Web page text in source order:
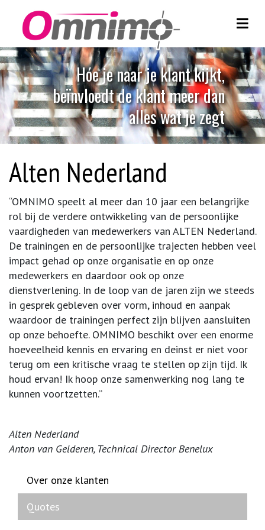
Skip to content
Hóejenaarjeklantkijkt,
beïnvloedtdeklantmeerdan
alleswatjezegt
Over onze klanten
Quotes
Alten Nederland
“OMNIMO speelt al meer dan 10 jaar een belangrijke
rol bij de verdere ontwikkeling van de persoonlijke
vaardigheden van medewerkers van ALTEN Nederland.
De trainingen en de persoonlijke trajecten hebben veel
impact gehad op onze organisatie en op onze
medewerkers en daardoor ook op onze
dienstverlening. In de loop van de jaren zijn we steeds
in gesprek gebleven over vorm, inhoud en aanpak
waardoor de trainingen perfect zijn blijven aansluiten
op onze behoefte. OMNIMO beschikt over een enorme
hoeveelheid kennis en ervaring en deinst er niet voor
terug om een kritische vraag te stellen op zijn tijd. Ik
houd ervan! Ik hoop onze samenwerking nog lang te
kunnen voortzetten.”
Alten Nederland
Anton van Gelderen, Technical Director Benelux